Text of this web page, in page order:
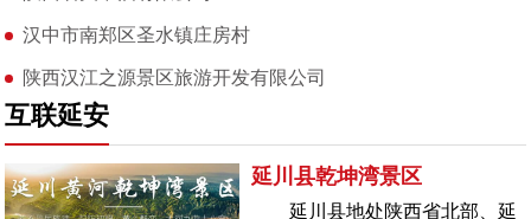
汉中市南郑区圣水镇庄房村
陕西汉江之源景区旅游开发有限公司
互联延安
延川县乾坤湾景区
延川县地处陕西省北部、延